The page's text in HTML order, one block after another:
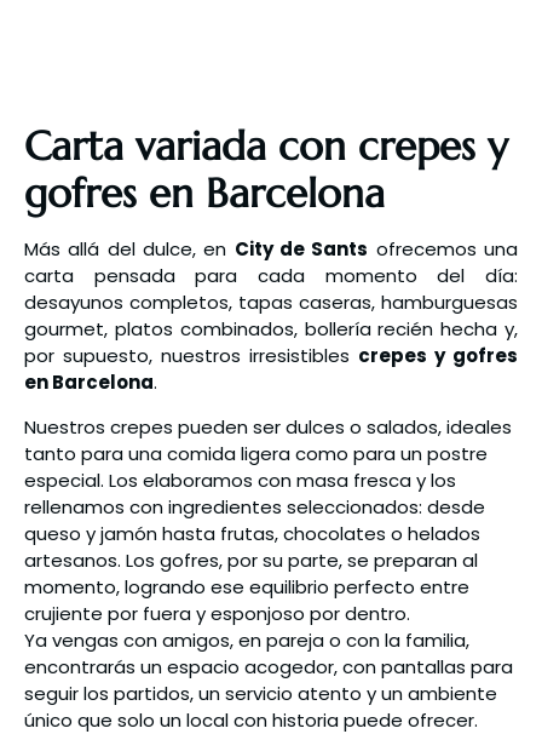
Carta variada con crepes y
gofres en Barcelona
Más allá del dulce, en City de Sants ofrecemos una
carta pensada para cada momento del día:
desayunos completos, tapas caseras, hamburguesas
gourmet, platos combinados, bollería recién hecha y,
por supuesto, nuestros irresistibles crepes y gofres
en Barcelona.
Nuestros crepes pueden ser dulces o salados, ideales
tanto para una comida ligera como para un postre
especial. Los elaboramos con masa fresca y los
rellenamos con ingredientes seleccionados: desde
queso y jamón hasta frutas, chocolates o helados
artesanos. Los gofres, por su parte, se preparan al
momento, logrando ese equilibrio perfecto entre
crujiente por fuera y esponjoso por dentro.
Ya vengas con amigos, en pareja o con la familia,
encontrarás un espacio acogedor, con pantallas para
seguir los partidos, un servicio atento y un ambiente
único que solo un local con historia puede ofrecer.